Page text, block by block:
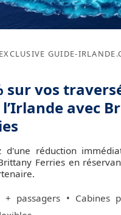
GUIDE-
sur vos
avec
d'une réduction
Ferries en
+ passagers • Cabines